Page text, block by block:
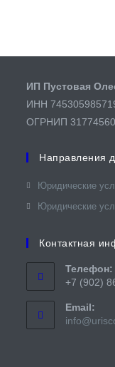
ИП Пустовая
ИНН
ОГРНИП
Направления
Юридические
Юридические
Контактная
Телефон:
+7 (902)
Email: